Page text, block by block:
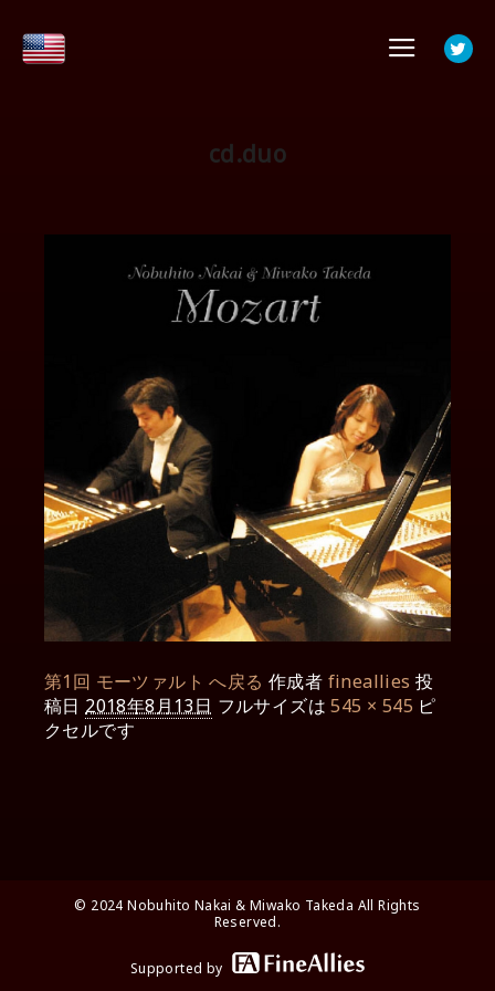
cd.duo
第1回 モーツァルト へ戻る 作成者 fineallies 投
稿日 2018年8月13日 フルサイズは545 × 545 ピ
クセルです
© 2024 Nobuhito Nakai & Miwako Takeda All Rights
Reserved.
Supported by